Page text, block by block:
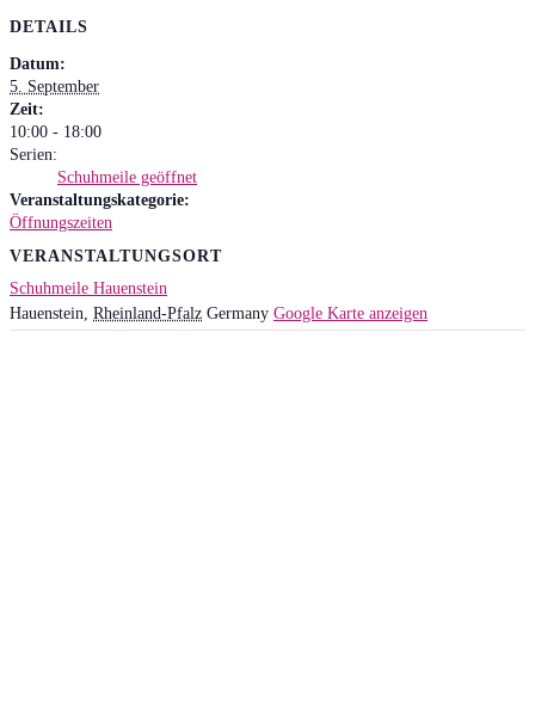
DETAILS
Datum:
5. September
Zeit:
10:00 - 18:00
Serien:
Schuhmeile geöffnet
Veranstaltungskategorie:
Öffnungszeiten
VERANSTALTUNGSORT
Schuhmeile Hauenstein
Hauenstein, Rheinland-Pfalz Germany Google Karte anzeigen